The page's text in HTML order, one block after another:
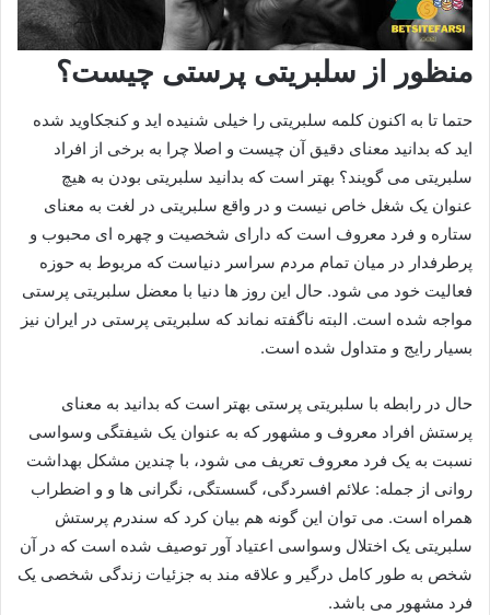
منظور از سلبریتی پرستی چیست؟
حتما تا به اکنون کلمه سلبریتی را خیلی شنیده‌ اید و کنجکاوید شده
اید که بدانید معنای دقیق آن چیست و اصلا چرا به برخی از افراد
سلبریتی می‌ گویند؟ بهتر است که بدانید سلبریتی بودن به هیچ
عنوان یک شغل خاص نیست و در واقع سلبریتی در لغت به معنای
ستاره و فرد معروف است که دارای شخصیت و چهره‌ ای محبوب و
پرطرفدار در میان تمام مردم سراسر دنیاست که مربوط به حوزه
فعالیت خود می‌ شود. حال این روز ها دنیا با معضل سلبریتی پرستی
مواجه شده است. البته ناگفته نماند که سلبریتی پرستی در ایران نیز
بسیار رایج و متداول شده است.
حال در رابطه با سلبریتی پرستی بهتر است که بدانید به معنای
پرستش افراد معروف و مشهور که به عنوان یک شیفتگی وسواسی
نسبت به یک فرد معروف تعریف می شود، با چندین مشکل بهداشت
روانی از جمله: علائم افسردگی، گسستگی، نگرانی ها و و اضطراب
همراه است. می توان این گونه هم بیان کرد که سندرم پرستش
سلبریتی یک اختلال وسواسی اعتیاد آور توصیف شده است که در آن
شخص به طور کامل درگیر و علاقه مند به جزئیات زندگی شخصی یک
فرد مشهور می باشد.